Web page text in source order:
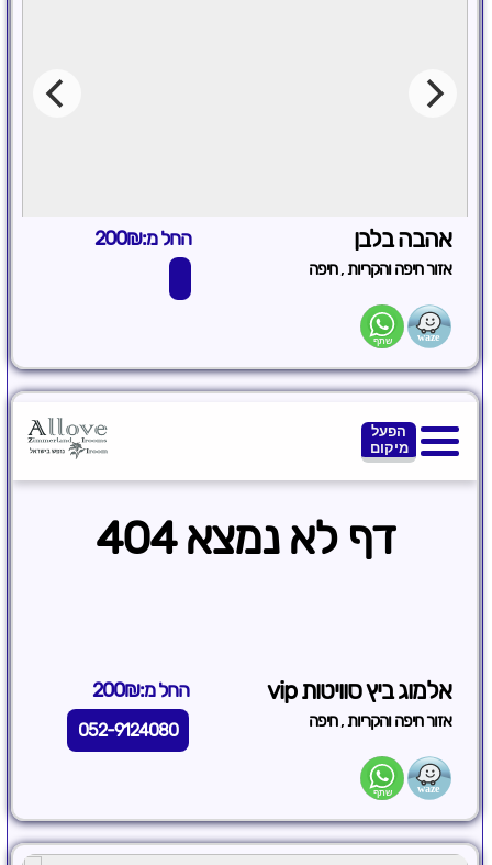
אהבה בלבן החל מ:200₪
אזור חיפה והקריות,חיפה
אלמוג ביץ סוויטות vip החל מ:200₪
אזור חיפה והקריות,חיפה 052-9124080